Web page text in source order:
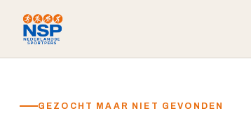
GEZOCHT MAAR NIET GEVONDEN